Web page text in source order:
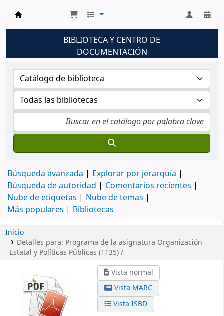
Biblioteca UNM
BIBLIOTECA Y CENTRO DE
DOCUMENTACIÓN
Búsqueda avanzada
Explorar por jerarquía
Búsqueda de autoridad
Comentarios recientes
Nube de etiquetas
Nube de temas
Más populares
Bibliotecas
Inicio
Detalles para: Programa de la asignatura Organización
Estatal y Políticas Públicas (1135) /
Vista normal
Vista MARC
Vista ISBD